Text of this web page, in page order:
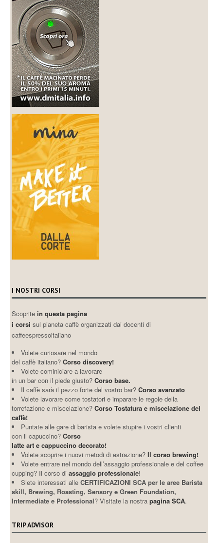
I NOSTRI CORSI
Scopritein questa pagina
i corsi sul pianeta caffè organizzati dai docenti di
caffeespressoitaliano
Volete curiosare nel mondo
del caffè italiano? Corso discovery!
Volete cominiciare a lavorare
in un bar con il piede giusto? Corso base.
Il caffè sarà il pezzo forte del vostro bar?Corso avanzato
Volete lavorare come tostatori e imparare le regole della
torrefazione e miscelazione?Corso Tostatura e miscelazione del
caffè!
Puntate alle gare di barista e volete stupire i vostri clienti
con il capuccino?Corso
latte art e cappuccino decorato!
Volete scoprire i nuovi metodi di estrazione?Il corso brewing!
Volete entrare nel mondo dell’assaggio professionale e del coffee
cupping? Il corso diassaggio professionale!
Siete interessati alleCERTIFICAZIONI SCA per le aree Barista
skill, Brewing, Roasting, Sensory e Green Foundation,
Intermediate e Professional? Visitate la nostrapagina SCA.
TRIP ADVISOR